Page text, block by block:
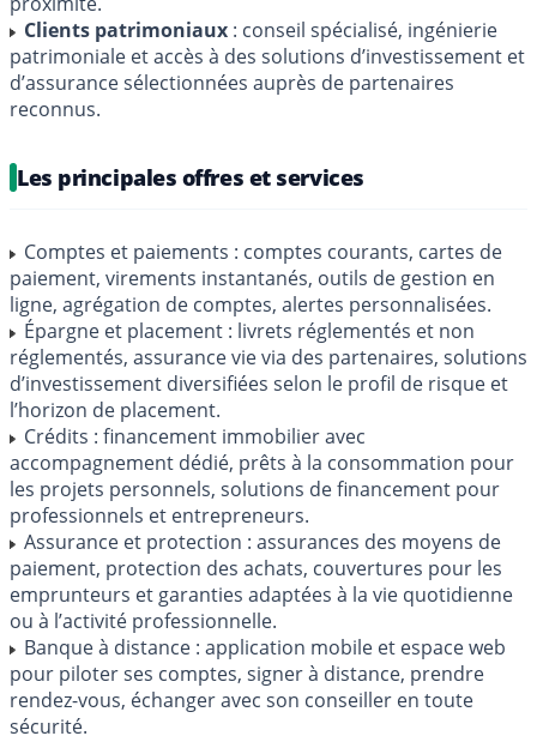
Clients patrimoniaux : conseil spécialisé, ingénierie
patrimoniale et accès à des solutions d’investissement et
d’assurance sélectionnées auprès de partenaires
reconnus.
Les principales offres et services
Comptes et paiements : comptes courants, cartes de
paiement, virements instantanés, outils de gestion en
ligne, agrégation de comptes, alertes personnalisées.
Épargne et placement : livrets réglementés et non
réglementés, assurance vie via des partenaires, solutions
d’investissement diversifiées selon le profil de risque et
l’horizon de placement.
Crédits : financement immobilier avec
accompagnement dédié, prêts à la consommation pour
les projets personnels, solutions de financement pour
professionnels et entrepreneurs.
Assurance et protection : assurances des moyens de
paiement, protection des achats, couvertures pour les
emprunteurs et garanties adaptées à la vie quotidienne
ou à l’activité professionnelle.
Banque à distance : application mobile et espace web
pour piloter ses comptes, signer à distance, prendre
rendez-vous, échanger avec son conseiller en toute
sécurité.